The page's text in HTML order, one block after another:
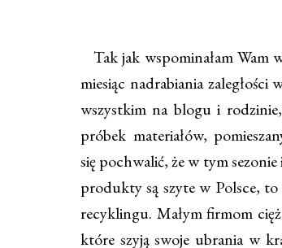
Tak jak wspominałam Wam
miesiąc nadrabiania
wszystkim na blogu i
próbek materiałów,
się pochwalić, że w tym
produkty są szyte w Polsce,
recyklingu. Małym firmom
które szyją swoje ubrania w